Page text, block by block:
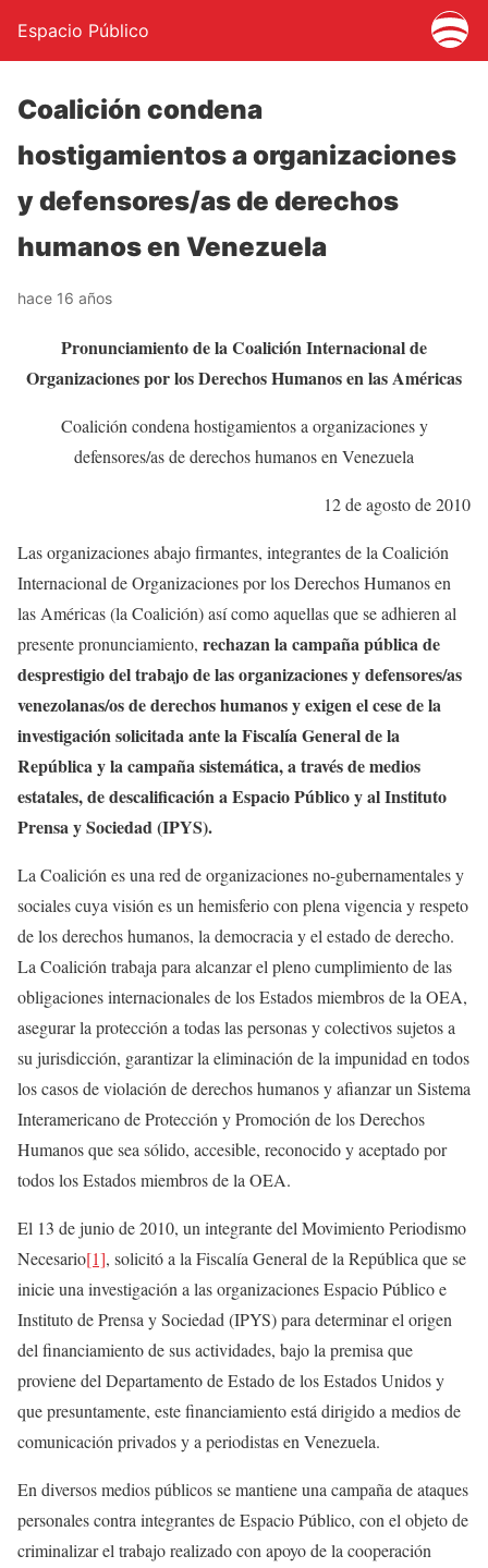
Espacio Público
Coalición condena
hostigamientos a organizaciones
y defensores/as de derechos
humanos en Venezuela
hace 16 años
Pronunciamiento de la Coalición Internacional de
Organizaciones por los Derechos Humanos en las Américas
Coalición condena hostigamientos a organizaciones y
defensores/as de derechos humanos en Venezuela
12 de agosto de 2010
Las organizaciones abajo firmantes, integrantes de la Coalición
Internacional de Organizaciones por los Derechos Humanos en
las Américas (la Coalición) así como aquellas que se adhieren al
presente pronunciamiento, rechazan la campaña pública de
desprestigio del trabajo de las organizaciones y defensores/as
venezolanas/os de derechos humanos y exigen el cese de la
investigación solicitada ante la Fiscalía General de la
República y la campaña sistemática, a través de medios
estatales, de descalificación a Espacio Público y al Instituto
Prensa y Sociedad (IPYS).
La Coalición es una red de organizaciones no-gubernamentales y
sociales cuya visión es un hemisferio con plena vigencia y respeto
de los derechos humanos, la democracia y el estado de derecho.
La Coalición trabaja para alcanzar el pleno cumplimiento de las
obligaciones internacionales de los Estados miembros de la OEA,
asegurar la protección a todas las personas y colectivos sujetos a
su jurisdicción, garantizar la eliminación de la impunidad en todos
los casos de violación de derechos humanos y afianzar un Sistema
Interamericano de Protección y Promoción de los Derechos
Humanos que sea sólido, accesible, reconocido y aceptado por
todos los Estados miembros de la OEA.
El 13 de junio de 2010, un integrante del Movimiento Periodismo
Necesario[1], solicitó a la Fiscalía General de la República que se
inicie una investigación a las organizaciones Espacio Público e
Instituto de Prensa y Sociedad (IPYS) para determinar el origen
del financiamiento de sus actividades, bajo la premisa que
proviene del Departamento de Estado de los Estados Unidos y
que presuntamente, este financiamiento está dirigido a medios de
comunicación privados y a periodistas en Venezuela.
En diversos medios públicos se mantiene una campaña de ataques
personales contra integrantes de Espacio Público, con el objeto de
criminalizar el trabajo realizado con apoyo de la cooperación